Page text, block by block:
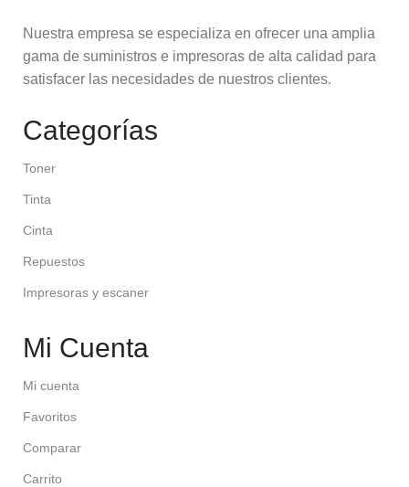
Nuestra empresa se especializa en ofrecer una amplia
gama de suministros e impresoras de alta calidad para
satisfacer las necesidades de nuestros clientes.
Categorías
Toner
Tinta
Cinta
Repuestos
Impresoras y escaner
Mi Cuenta
Mi cuenta
Favoritos
Comparar
Carrito